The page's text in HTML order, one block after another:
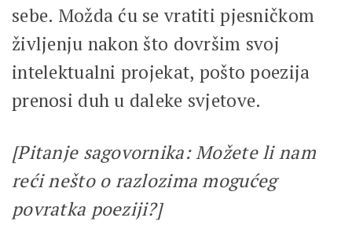
sebe. Možda ću se vratiti pjesničkom
življenju nakon što dovršim svoj
intelektualni projekat, pošto poezija
prenosi duh u daleke svjetove.
[Pitanje sagovornika: Možete li nam
reći nešto o razlozima mogućeg
povratka poeziji?]